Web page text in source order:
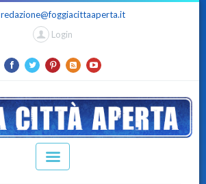
redazione@foggiacittaaperta.it
Login